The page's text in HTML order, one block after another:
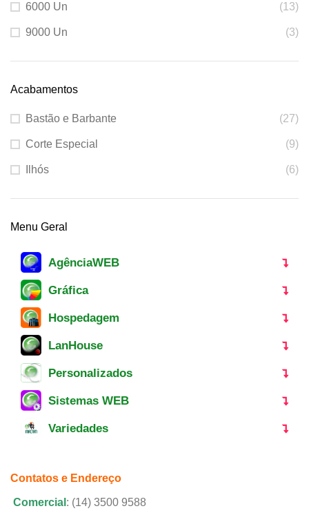
6000 Un (13)
9000 Un (3)
Acabamentos
Bastão e Barbante (27)
Corte Especial (9)
Ilhós (6)
Menu Geral
AgênciaWEB
Gráfica
Hospedagem
LanHouse
Personalizados
Sistemas WEB
Variedades
Contatos e Endereço
Comercial : (14) 3500 9588